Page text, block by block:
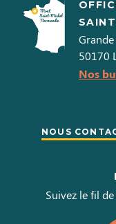
50170
Nos
NOUS
Suivez le fil